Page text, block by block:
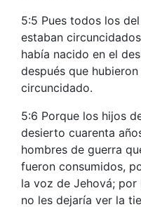
5:5 Pues todos los
estaban
había nacido en el
después que
circuncidado.
5:6 Porque los hijos
desierto cuarenta
hombres de guerra
fueron consumidos,
la voz de Jehová;
no les dejaría ver la